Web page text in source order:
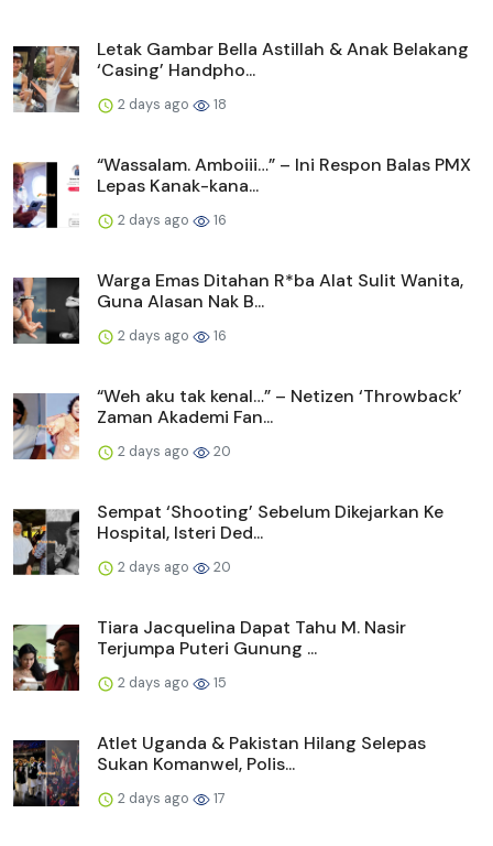
Letak Gambar Bella Astillah & Anak Belakang
‘Casing’ Handpho...
2 days ago 18
“Wassalam. Amboiii…” – Ini Respon Balas PMX
Lepas Kanak-kana...
2 days ago 16
Warga Emas Ditahan R*ba Alat Sulit Wanita,
Guna Alasan Nak B...
2 days ago 16
“Weh aku tak kenal…” – Netizen ‘Throwback’
Zaman Akademi Fan...
2 days ago 20
Sempat ‘Shooting’ Sebelum Dikejarkan Ke
Hospital, Isteri Ded...
2 days ago 20
Tiara Jacquelina Dapat Tahu M. Nasir
Terjumpa Puteri Gunung ...
2 days ago 15
Atlet Uganda & Pakistan Hilang Selepas
Sukan Komanwel, Polis...
2 days ago 17